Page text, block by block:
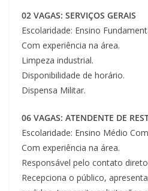
02 VAGAS: SERVIÇOS GERAIS
Escolaridade: Ensino
Com experiência na área.
Limpeza industrial.
Disponibilidade de horário.
Dispensa Militar.
06 VAGAS: ATENDENTE DE
Escolaridade: Ensino Médio
Com experiência na área.
Responsável pelo contato
Recepciona o público,